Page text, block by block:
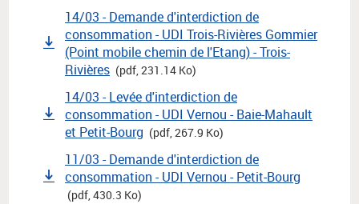
14/03 - Demande d'interdiction de
consommation - UDI Trois-Rivières Gommier
(Point mobile chemin de l'Etang) - Trois-
Rivières (pdf, 231.14 Ko)
14/03 - Levée d'interdiction de
consommation - UDI Vernou - Baie-Mahault
et Petit-Bourg (pdf, 267.9 Ko)
11/03 - Demande d'interdiction de
consommation - UDI Vernou - Petit-Bourg
(pdf, 430.3 Ko)